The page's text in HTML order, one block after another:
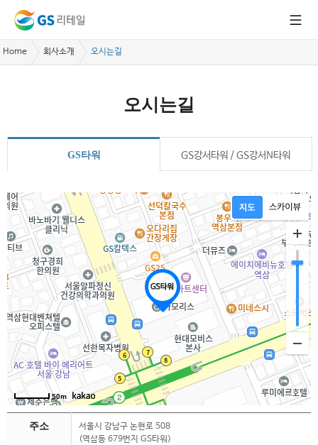
Home 회사소개 오시는길
오시는길
GS타워 GS강서타워 / GS강서N타워
50m
주소
서울시 강남구 논현로 508
(역삼동 679번지 GS타워)